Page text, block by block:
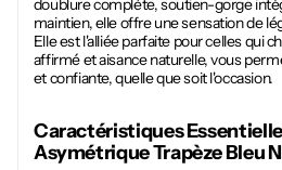
doublure complète, soutien-gorge
maintien, elle offre une sensation de
Elle est l'alliée parfaite pour celles qui
affirmé et aisance naturelle, vous
et confiante, quelle que soit l'occasion.
Caractéristiques
Asymétrique Trapèze Bleu